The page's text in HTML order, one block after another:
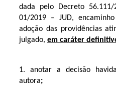
dada pelo Decreto
01/2019 – JUD,
adoção das providências
julgado, em caráter
1. anotar a decisão
autora;